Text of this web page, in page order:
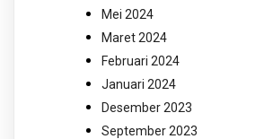
Mei 2024
Maret 2024
Februari 2024
Januari 2024
Desember 2023
September 2023